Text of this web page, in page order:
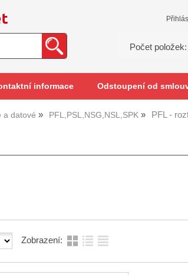
Počet
informace Odstoupení od
a datové PFL,PSL,NSG,NSL,SPK PFL -
Zobrazení: